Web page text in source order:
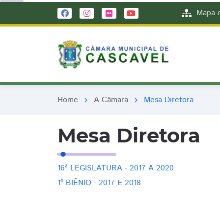
Mapa
Home chevron_right A Câmara chevron_right Mesa Diretora
Mesa Diretora
16ª LEGISLATURA - 2017 A 2020
1º BIÊNIO - 2017 E 2018